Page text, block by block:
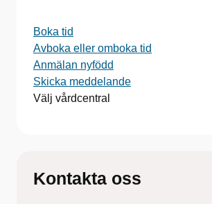
Boka tid
Avboka eller omboka tid
Anmälan nyfödd
Skicka meddelande
Välj vårdcentral
Kontakta oss